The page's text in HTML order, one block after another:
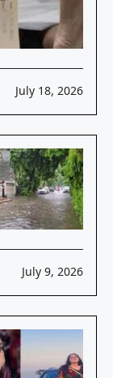
July 18, 2026
July 9, 2026